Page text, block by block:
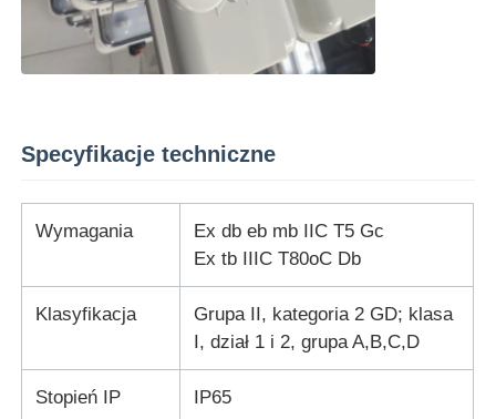
Specyfikacje techniczne
Wymagania
Ex db eb mb IIC T5 Gc
Ex tb IIIC T80oC Db
Klasyfikacja
Grupa II, kategoria 2 GD; klasa
I, dział 1 i 2, grupa A,B,C,D
Stopień IP IP65